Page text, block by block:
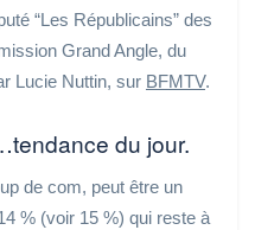
“Les Républicains” des
Grand Angle, du
Lucie Nuttin, sur BFMTV.
du jour.
de com, peut être un
% (voir 15 %) qui reste à